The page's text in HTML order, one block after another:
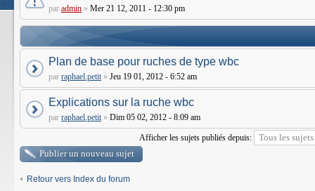
par admin » Mer 21 12, 2011 - 12:30 pm
Plan de base pour ruches de type wbc
par raphael.petit » Jeu 19 01, 2012 - 6:52 am
Explications sur la ruche wbc
par raphael.petit » Dim 05 02, 2012 - 8:09 am
Afficher les sujets publiés depuis:
Publier un nouveau sujet
Retour vers Index du forum